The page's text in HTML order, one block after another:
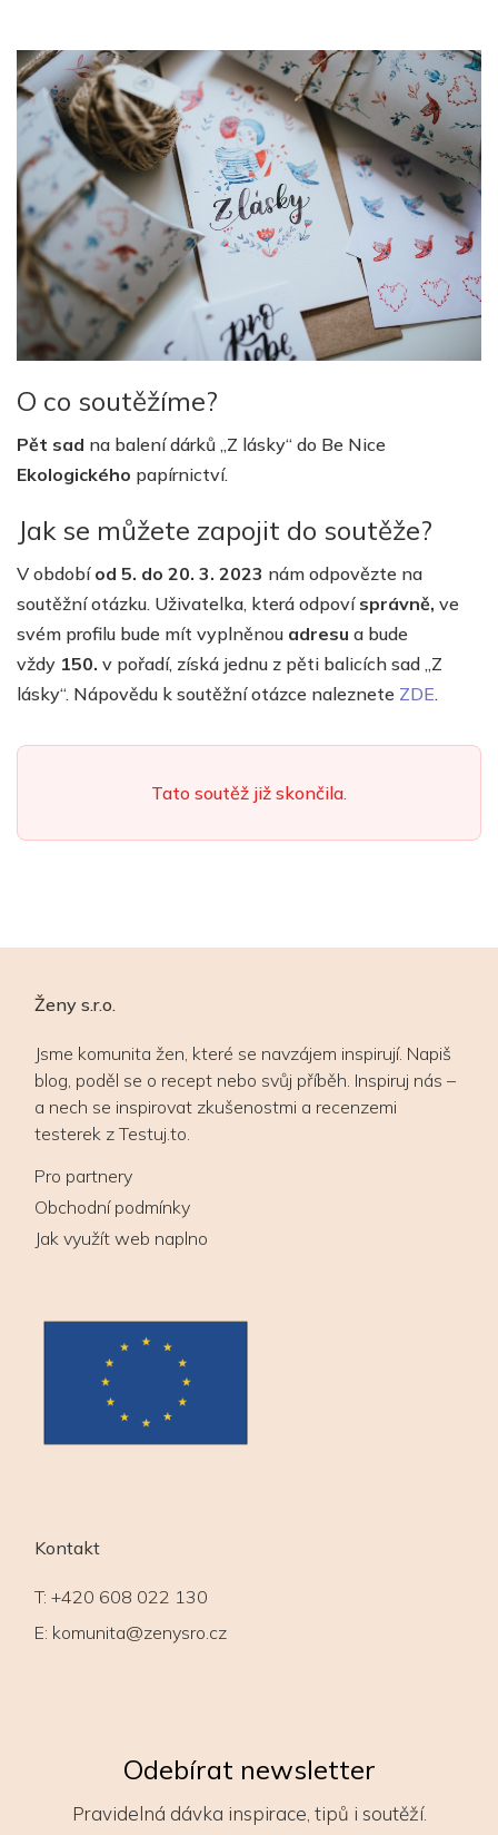
O co soutěžíme?
Pět sad na balení dárků „Z lásky“ do Be Nice
Ekologického papírnictví.
Jak se můžete zapojit do soutěže?
V období od 5. do 20. 3. 2023 nám odpovězte na
soutěžní otázku. Uživatelka, která odpoví správně, ve
svém profilu bude mít vyplněnou adresu a bude
vždy 150. v pořadí, získá jednu z pěti balicích sad „Z
lásky“. Nápovědu k soutěžní otázce naleznete ZDE.
Tato soutěž již skončila.
Ženy s.r.o.
Jsme komunita žen, které se navzájem inspirují. Napiš
blog, poděl se o recept nebo svůj příběh. Inspiruj nás –
a nech se inspirovat zkušenostmi a recenzemi
testerek z Testuj.to.
Pro partnery
Obchodní podmínky
Jak využít web naplno
Kontakt
T: +420 608 022 130
E: komunita@zenysro.cz
Odebírat newsletter
Pravidelná dávka inspirace, tipů i soutěží.